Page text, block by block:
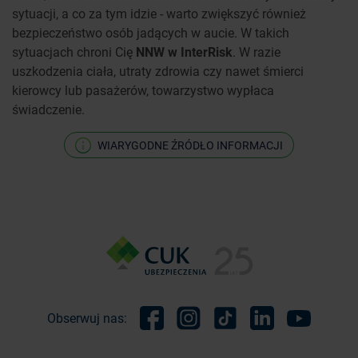
sytuacji, a co za tym idzie - warto zwiększyć również
bezpieczeństwo osób jadących w aucie. W takich
sytuacjach chroni Cię NNW w InterRisk . W razie
uszkodzenia ciała, utraty zdrowia czy nawet śmierci
kierowcy lub pasażerów, towarzystwo wypłaca
świadczenie.
WIARYGODNE ŹRÓDŁO INFORMACJI
Obserwuj nas: